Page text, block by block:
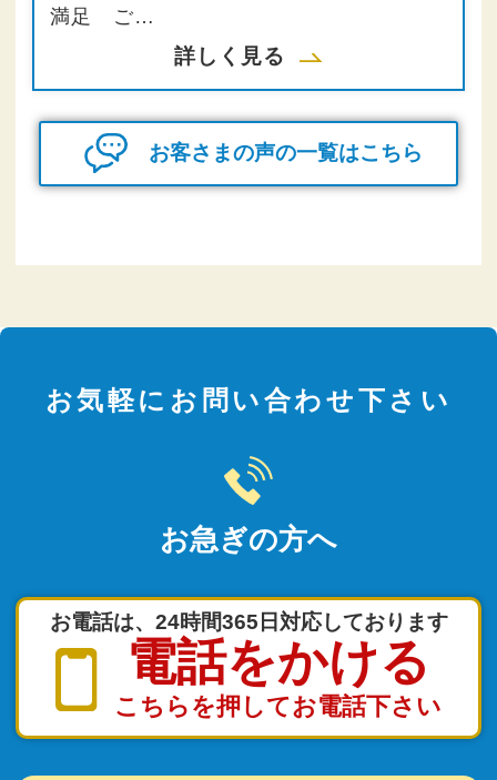
満足 ご…
詳しく見る
お客さまの声の一覧はこちら
お気軽にお問い合わせ下さい
お急ぎの方へ
お電話は、24時間365日対応しております
電話をかける
こちらを押してお電話下さい